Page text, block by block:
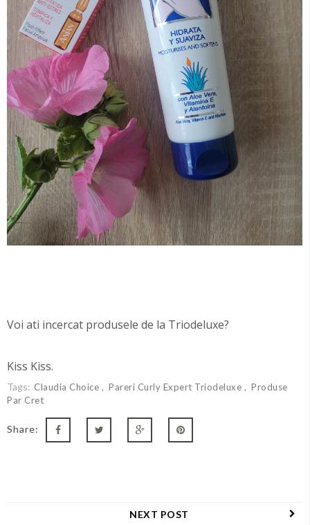
Voi ati incercat produsele de la Triodeluxe?
Kiss Kiss.
Tags: Claudia Choice Pareri Curly Expert Triodeluxe
Produse
Par Cret
Share:
NEXT POST